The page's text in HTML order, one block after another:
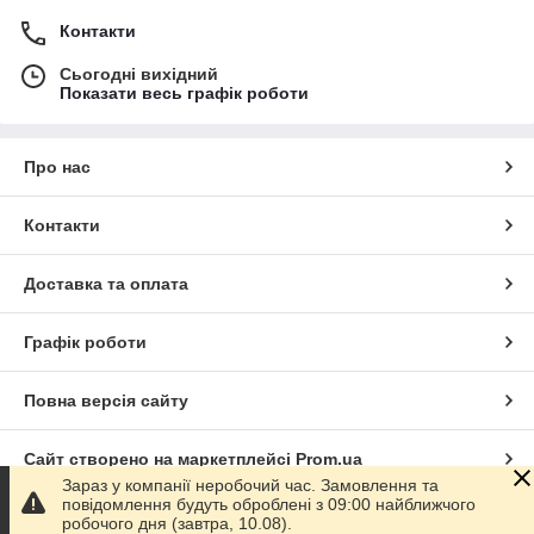
Контакти
Сьогодні вихідний
Показати весь графік роботи
Про нас
Контакти
Доставка та оплата
Графік роботи
Повна версія сайту
Сайт створено на маркетплейсі Prom.ua
Політика конфіденційності
Зараз у компанії неробочий час. Замовлення та
повідомлення будуть оброблені з 09:00 найближчого
робочого дня (завтра, 10.08).